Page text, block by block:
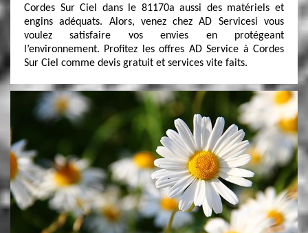
Cordes Sur Ciel dans le 81170a aussi des matériels et
engins adéquats. Alors, venez chez AD Servicesi vous
voulez satisfaire vos envies en protégeant
l’environnement. Profitez les offres AD Service à Cordes
Sur Ciel comme devis gratuit et services vite faits.